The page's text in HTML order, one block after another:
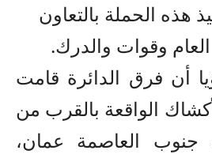
هذه الحملة بالتعاون
وقوات والدرك.
أن فرق الدائرة قامت
الواقعة بالقرب من
العاصمة عمان،